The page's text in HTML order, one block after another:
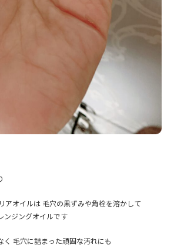
アオイルは 毛穴の黒ずみや角栓を溶かして
ンジングオイルです
く 毛穴に詰まった頑固な汚れにも